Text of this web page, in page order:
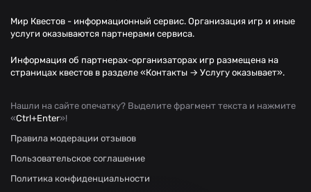
Мир Квестов - информационный сервис. Организация игр и иные
услуги оказываются партнерами сервиса.
Информация об партнерах-организаторах игр размещена на
страницах квестов в разделе «Контакты → Услугу оказывает».
Нашли на сайте опечатку? Выделите фрагмент текста и нажмите
«Ctrl+Enter»!
Правила модерации отзывов
Пользовательское соглашение
Политика конфиденциальности